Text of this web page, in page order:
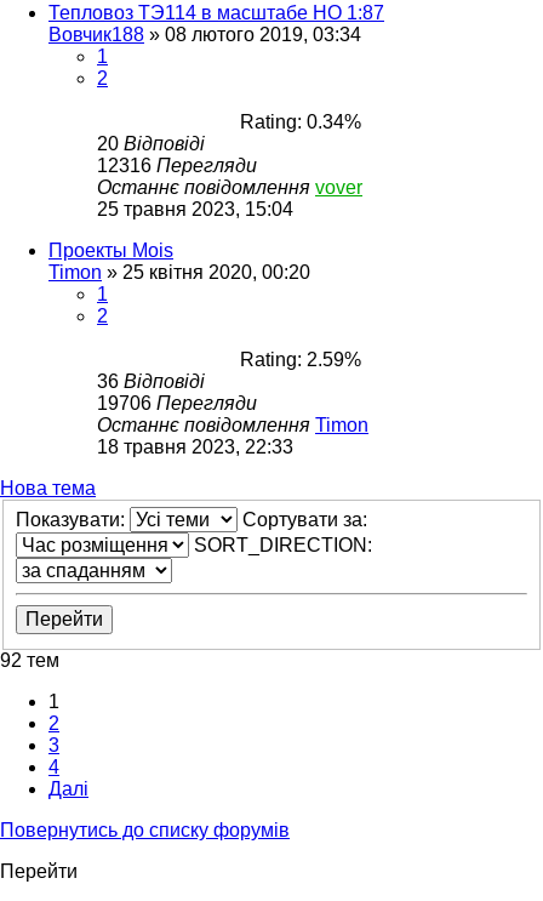
Тепловоз ТЭ114 в масштабе НО 1:87
Вовчик188 » 08 лютого 2019, 03:34
1
2
Rating: 0.34%
20 Відповіді
12316 Перегляди
Останнє повідомлення vover
25 травня 2023, 15:04
Проекты Mois
Timon » 25 квітня 2020, 00:20
1
2
Rating: 2.59%
36 Відповіді
19706 Перегляди
Останнє повідомлення Timon
18 травня 2023, 22:33
Нова тема
Показувати:
Сортувати за:
SORT_DIRECTION:
92 тем
1
2
3
4
Далі
Повернутись до списку форумів
Перейти